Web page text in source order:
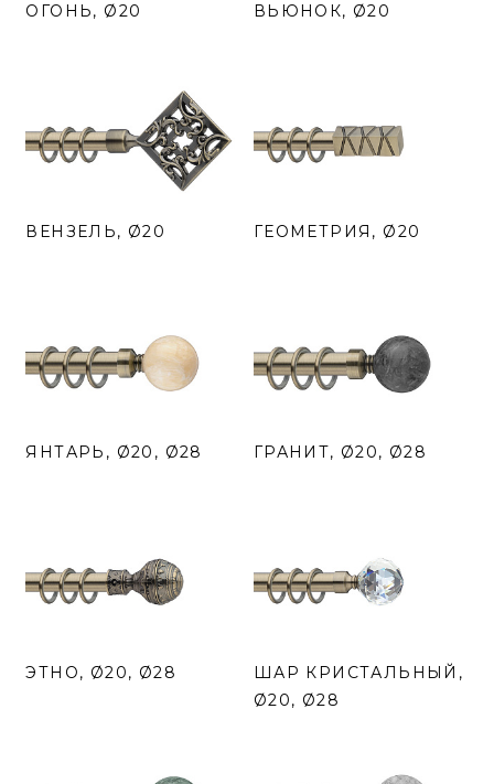
ОГОНЬ, Ø20 ВЬЮНОК, Ø20
ВЕНЗЕЛЬ, Ø20 ГЕОМЕТРИЯ, Ø20
ЯНТАРЬ, Ø20, Ø28 ГРАНИТ, Ø20, Ø28
ЭТНО, Ø20, Ø28
ШАР КРИСТАЛЬНЫЙ,
Ø20, Ø28